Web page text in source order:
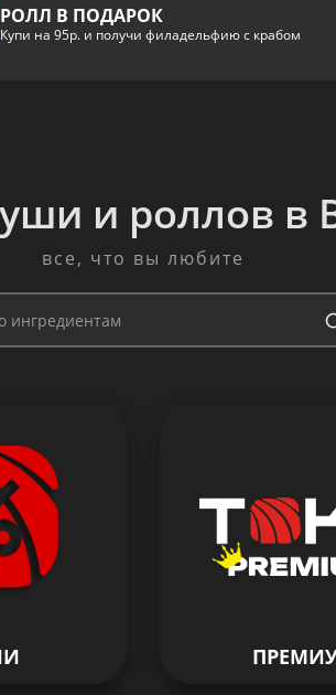
РОЛЛ В ПОДАРОК
Купи на 95р. и получи филадельфию с крабом
и роллов в
все, что вы любите